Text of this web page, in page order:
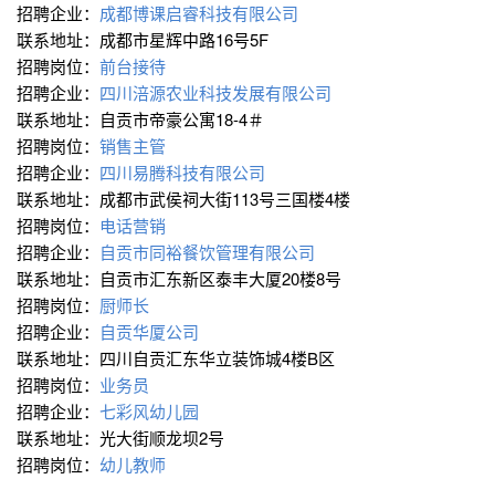
招聘企业： 成都博课启睿科技有限公司
联系地址：成都市星辉中路16号5F
招聘岗位： 前台接待
招聘企业： 四川涪源农业科技发展有限公司
联系地址：自贡市帝豪公寓18-4＃
招聘岗位： 销售主管
招聘企业： 四川易腾科技有限公司
联系地址：成都市武侯祠大街113号三国楼4楼
招聘岗位： 电话营销
招聘企业： 自贡市同裕餐饮管理有限公司
联系地址：自贡市汇东新区泰丰大厦20楼8号
招聘岗位： 厨师长
招聘企业： 自贡华厦公司
联系地址：四川自贡汇东华立装饰城4楼B区
招聘岗位： 业务员
招聘企业： 七彩风幼儿园
联系地址：光大街顺龙坝2号
招聘岗位： 幼儿教师